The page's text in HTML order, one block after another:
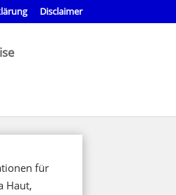
Disclaimer
für
Haut,